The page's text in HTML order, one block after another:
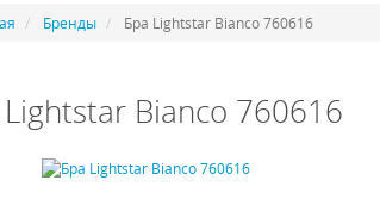
Бренды Бра Lightstar Bianco 760616
Bianco 760616